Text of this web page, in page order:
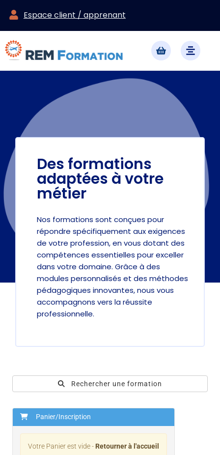
Espace client / apprenant
Des formations
adaptées à votre
métier
Nos formations sont conçues pour
répondre spécifiquement aux exigences
de votre profession, en vous dotant des
compétences essentielles pour exceller
dans votre domaine. Grâce à des
modules personnalisés et des méthodes
pédagogiques innovantes, nous vous
accompagnons vers la réussite
professionnelle.
Rechercher une formation
Panier/Inscription
Votre Panier est vide - Retourner à l'accueil